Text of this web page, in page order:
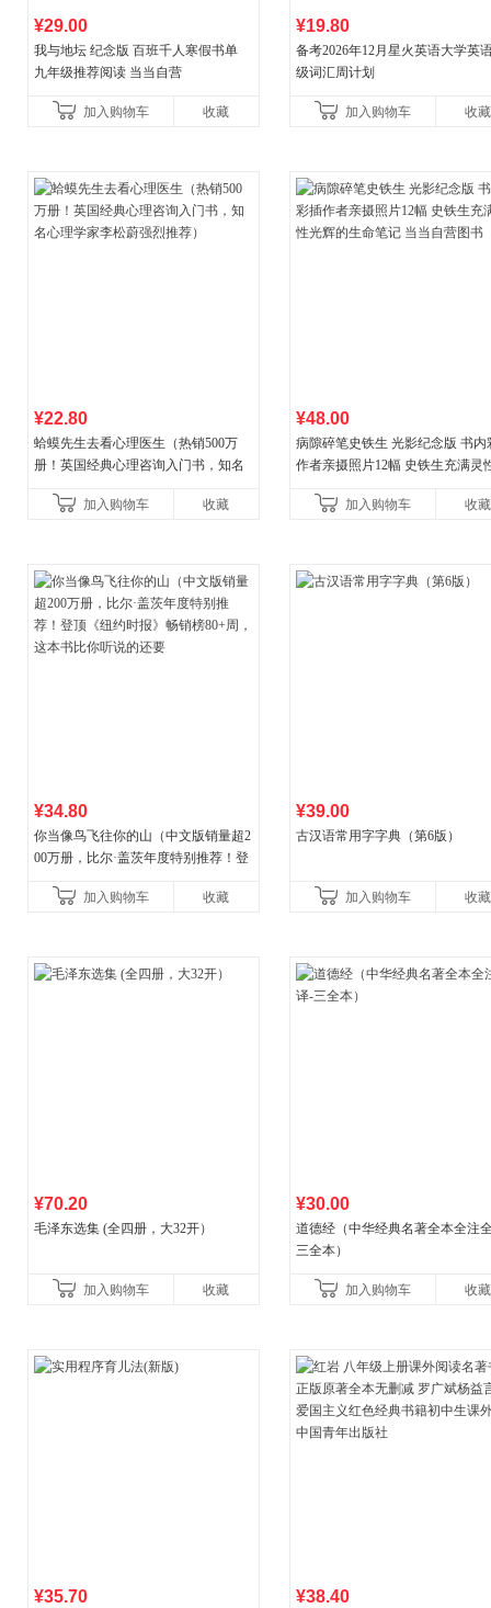
¥29.00
我与地坛 纪念版 百班千人寒假书单
九年级推荐阅读 当当自营
加入购物车 收藏
¥19.80
备考2026年12月星火英语大学英
级词汇周计划
加入购物车 收藏
¥22.80
蛤蟆先生去看心理医生（热销500万
册！英国经典心理咨询入门书，知名
加入购物车
收藏
¥48.00
病隙碎笔史铁生 光影纪念版 书内
作者亲摄照片12幅 史铁生充满灵
加入购物车
收藏
¥34.80
你当像鸟飞往你的山（中文版销量超2
00万册，比尔·盖茨年度特别推荐！登
比你听说的还要
加入购物车 收藏
¥39.00
古汉语常用字字典（第6版）
加入购物车 收藏
¥70.20
毛泽东选集 (全四册，大32开）
加入购物车 收藏
¥30.00
道德经（中华经典名著全本全注
三全本）
加入购物车 收藏
¥35.70 ¥38.40